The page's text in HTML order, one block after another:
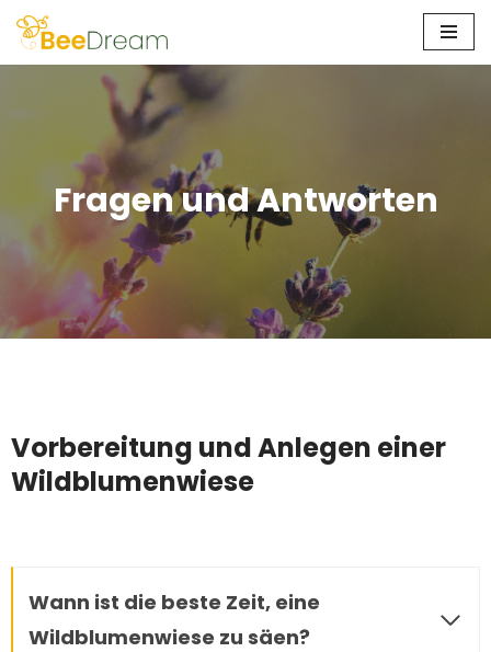
Zum
Fragen und Antworten
Vorbereitung und Anlegen einer
Wildblumenwiese
Wann ist die beste Zeit, eine
Wildblumenwiese zu säen?